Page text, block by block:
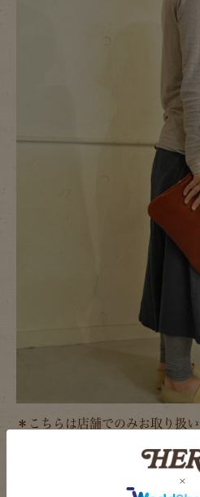
＊こちらは店舗でのみお取り扱い